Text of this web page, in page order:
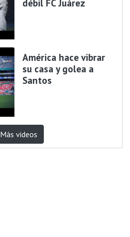
débil FC Juárez
América hace vibrar
su casa y golea a
Santos
Más videos